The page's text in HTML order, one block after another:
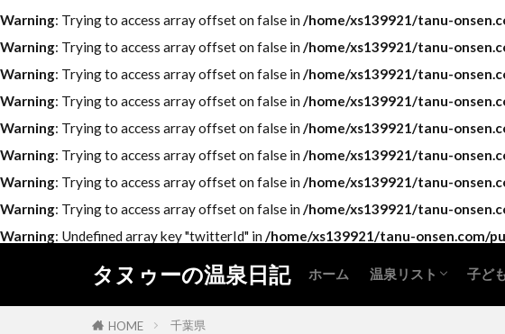
Warning: Trying to access array offset on false in/home/xs139921/tanu-
Warning: Trying to access array offset on false in/home/xs139921/tanu-
Warning: Trying to access array offset on false in/home/xs139921/tanu-
Warning: Trying to access array offset on false in/home/xs139921/tanu-
Warning: Trying to access array offset on false in/home/xs139921/tanu-
Warning: Trying to access array offset on false in/home/xs139921/tanu-
Warning: Trying to access array offset on false in/home/xs139921/tanu-
Warning: Trying to access array offset on false in/home/xs139921/tanu-
Warning: Undefined array key "twitterId" in/home/xs139921/tanu-onsen.com/
タヌゥーの温泉日記 ホーム 温泉リスト 子ど
HOME 千葉県